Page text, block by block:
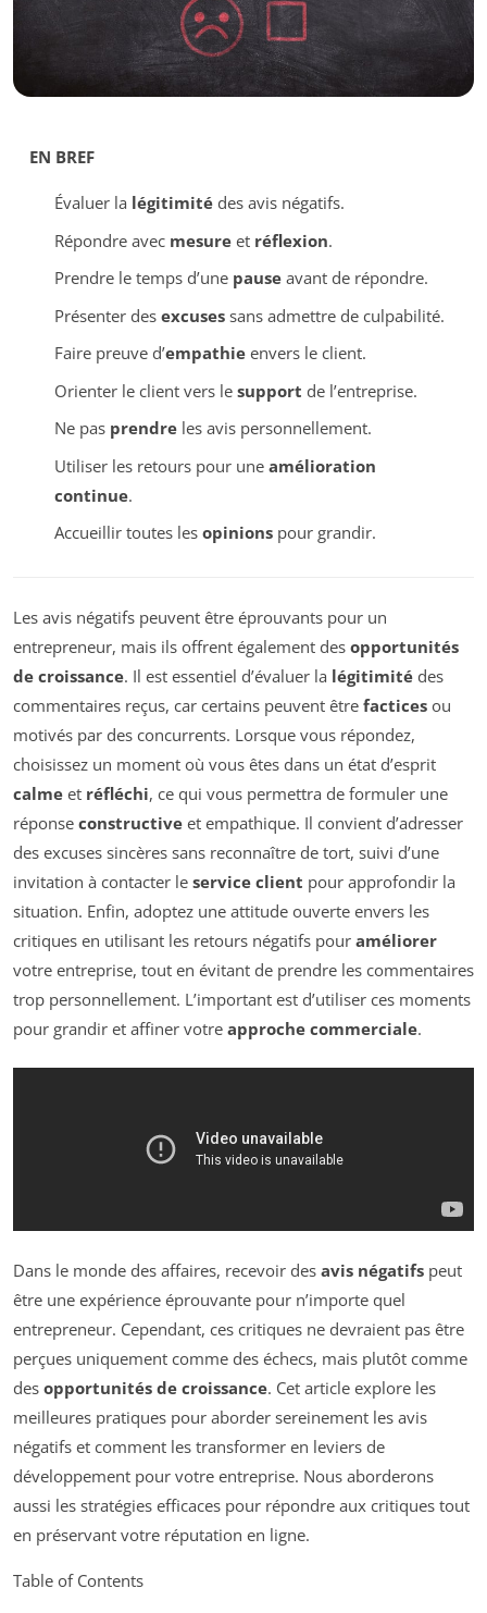
EN BREF
Évaluer la légitimitédes avis négatifs.
Répondre avec mesureet réflexion.
Prendre le temps d’une pauseavant de répondre.
Présenter des excusessans admettre de culpabilité.
Faire preuve d’empathieenvers le client.
Orienter le client vers le support de l’entreprise.
Ne pas prendreles avis personnellement.
Utiliser les retours pour une amélioration
continue.
Accueillir toutes les opinionspour grandir.
Les avis négatifs peuvent être éprouvants pour un
entrepreneur, mais ils offrent également des opportunités
de croissance. Il est essentiel d’évaluer la légitimité des
commentaires reçus, car certains peuvent être factices ou
motivés par des concurrents. Lorsque vous répondez,
choisissez un moment où vous êtes dans un état d’esprit
calme et réfléchi, ce qui vous permettra de formuler une
réponse constructive et empathique. Il convient d’adresser
des excuses sincères sans reconnaître de tort, suivi d’une
invitation à contacter le service client pour approfondir la
situation. Enfin, adoptez une attitude ouverte envers les
critiques en utilisant les retours négatifs pour améliorer
votre entreprise, tout en évitant de prendre les commentaires
trop personnellement. L’important est d’utiliser ces moments
pour grandir et affiner votre approche commerciale.
Dans le monde des affaires, recevoir des avis négatifs peut
être une expérience éprouvante pour n’importe quel
entrepreneur. Cependant, ces critiques ne devraient pas être
perçues uniquement comme des échecs, mais plutôt comme
des opportunités de croissance. Cet article explore les
meilleures pratiques pour aborder sereinement les avis
négatifs et comment les transformer en leviers de
développement pour votre entreprise. Nous aborderons
aussi les stratégies efficaces pour répondre aux critiques tout
en préservant votre réputation en ligne.
Table of Contents